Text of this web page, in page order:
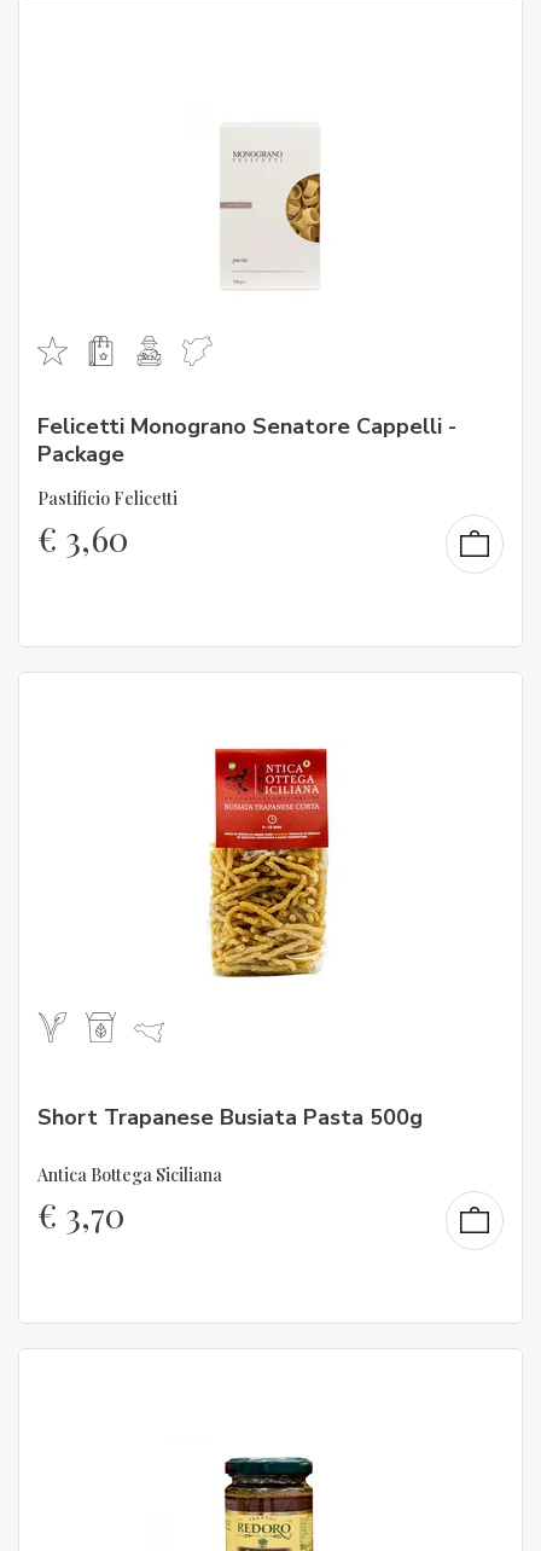
Felicetti Monograno Senatore Cappelli -
Package
Pastificio Felicetti
€ 3,60
Short Trapanese Busiata Pasta 500g
Antica Bottega Siciliana
€ 3,70